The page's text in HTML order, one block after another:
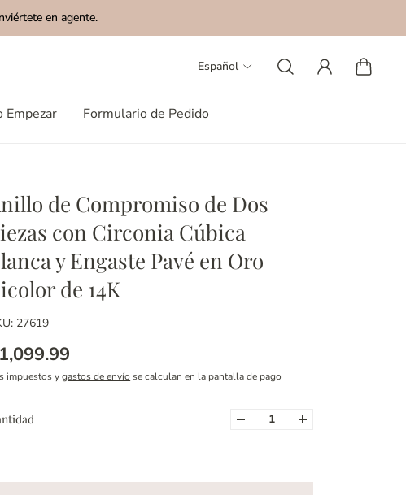
en agente.
Empezar Formulario de Pedido
Español
de Compromiso de Dos
con Circonia Cúbica
y Engaste Pavé en Oro
de 14K
27619
impuestos ygastos de envío se calculan en la pantalla de pago